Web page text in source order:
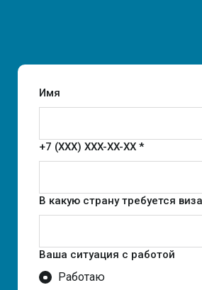
Имя
+7 (XXX) XXX-XX-XX *
В какую страну требуется виза
Ваша ситуация с работой
Работаю